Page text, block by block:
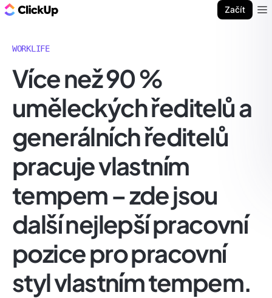
Začít
WORKLIFE
Více než 90 %
uměleckých ředitelů a
generálních ředitelů
pracuje vlastním
tempem – zde jsou
další nejlepší pracovní
pozice pro pracovní
styl vlastním tempem.